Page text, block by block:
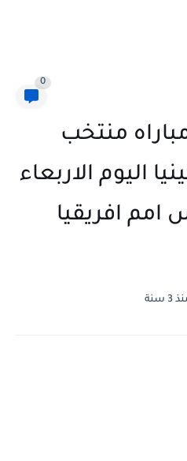
0
منتخب
اليوم الاربعاء
افريقيا
3 سنة